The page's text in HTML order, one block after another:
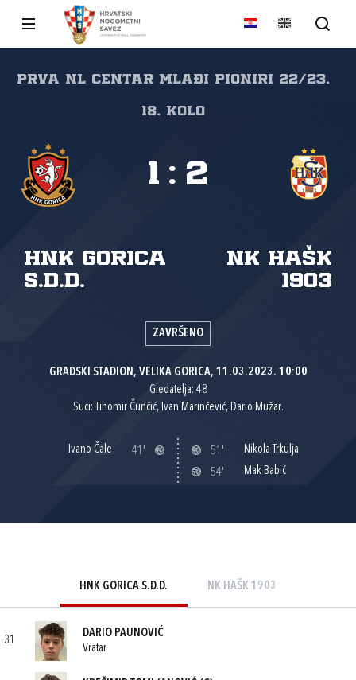
Prva NL Centar mlađi pioniri 22/23,
18. kolo
HNK Gorica
s.d.d.
NK HAŠK
1903
1 : 2
ZAVRŠENO
GRADSKI STADION, VELIKA GORICA, 11.03.2023. 10:00
Gledatelja: 48
Suci: Tihomir Čunčić, Ivan Marinčević, Dario Mužar.
Ivano Čale 41' 51'
Nikola Trkulja
54'
Mak Babić
HNK GORICA S.D.D. NK HAŠK 1903
31
DARIO PAUNOVIĆ
Vratar